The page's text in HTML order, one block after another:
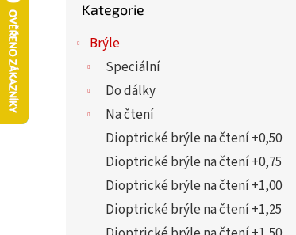
kategorie
Kategorie
Brýle
Speciální
Do dálky
Na čtení
Dioptrické brýle na čtení +0,50
Dioptrické brýle na čtení +0,75
Dioptrické brýle na čtení +1,00
Dioptrické brýle na čtení +1,25